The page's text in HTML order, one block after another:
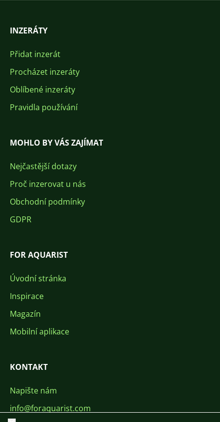
INZERÁTY
Přidat inzerát
Procházet inzeráty
Oblíbené inzeráty
Pravidla používání
MOHLO BY VÁS ZAJÍMAT
Nejčastější dotazy
Proč inzerovat u nás
Obchodní podmínky
GDPR
FOR AQUARIST
Úvodní stránka
Inspirace
Magazín
Mobilní aplikace
KONTAKT
Napište nám
info@foraquarist.com